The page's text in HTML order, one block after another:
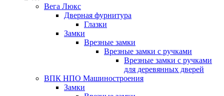
Вега Люкс
Дверная фурнитура
Глазки
Замки
Врезные замки
Врезные замки с ручками
Врезные замки с ручками
для деревянных дверей
ВПК НПО Машиностроения
Замки